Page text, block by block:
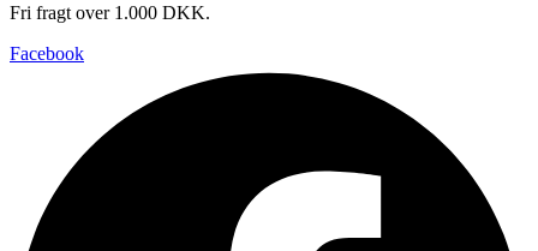
Fri fragt over 1.000 DKK.
Facebook